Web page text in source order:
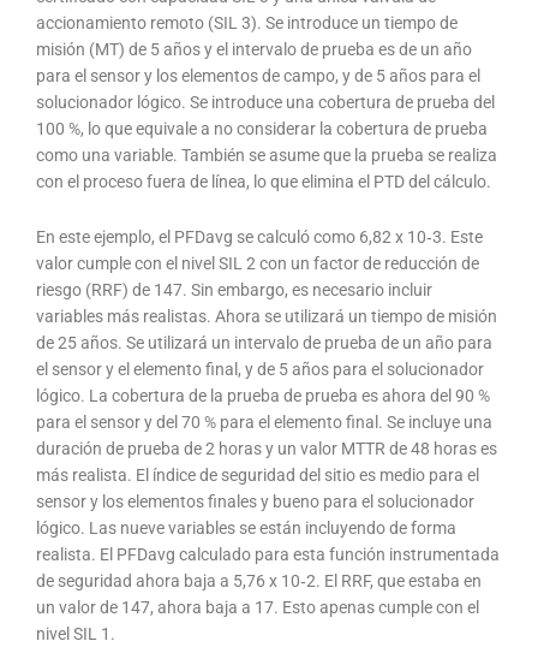
accionamiento remoto (SIL 3). Se introduce un tiempo de
misión (MT) de 5 años y el intervalo de prueba es de un año
para el sensor y los elementos de campo, y de 5 años para el
solucionador lógico. Se introduce una cobertura de prueba del
100 %, lo que equivale a no considerar la cobertura de prueba
como una variable. También se asume que la prueba se realiza
con el proceso fuera de línea, lo que elimina el PTD del cálculo.
En este ejemplo, el PFDavg se calculó como 6,82 x 10‐3. Este
valor cumple con el nivel SIL 2 con un factor de reducción de
riesgo (RRF) de 147. Sin embargo, es necesario incluir
variables más realistas. Ahora se utilizará un tiempo de misión
de 25 años. Se utilizará un intervalo de prueba de un año para
el sensor y el elemento final, y de 5 años para el solucionador
lógico. La cobertura de la prueba de prueba es ahora del 90 %
para el sensor y del 70 % para el elemento final. Se incluye una
duración de prueba de 2 horas y un valor MTTR de 48 horas es
más realista. El índice de seguridad del sitio es medio para el
sensor y los elementos finales y bueno para el solucionador
lógico. Las nueve variables se están incluyendo de forma
realista. El PFDavg calculado para esta función instrumentada
de seguridad ahora baja a 5,76 x 10‐2. El RRF, que estaba en
un valor de 147, ahora baja a 17. Esto apenas cumple con el
nivel SIL 1.